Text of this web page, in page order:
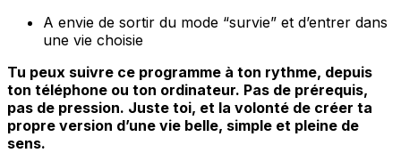
A envie de sortir du mode “survie” et d’entrer dans
une vie choisie
Tu peux suivre ce programme à ton rythme, depuis
ton téléphone ou ton ordinateur. Pas de prérequis,
pas de pression. Juste toi, et la volonté de créer ta
propre version d’une vie belle, simple et pleine de
sens.